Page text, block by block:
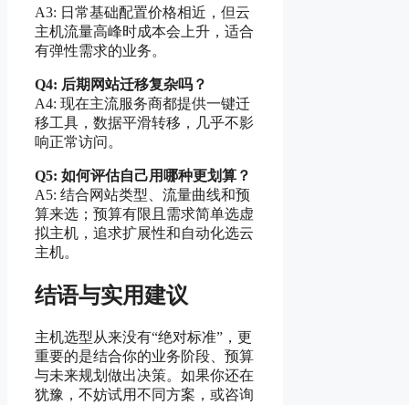
A3: 日常基础配置价格相近，但云
主机流量高峰时成本会上升，适合
有弹性需求的业务。
Q4: 后期网站迁移复杂吗？
A4: 现在主流服务商都提供一键迁
移工具，数据平滑转移，几乎不影
响正常访问。
Q5: 如何评估自己用哪种更划算？
A5: 结合网站类型、流量曲线和预
算来选；预算有限且需求简单选虚
拟主机，追求扩展性和自动化选云
主机。
结语与实用建议
主机选型从来没有“绝对标准”，更
重要的是结合你的业务阶段、预算
与未来规划做出决策。如果你还在
犹豫，不妨试用不同方案，或咨询